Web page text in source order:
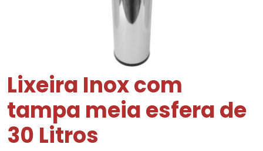
Lixeira Inox com
tampa meia esfera de
30 Litros